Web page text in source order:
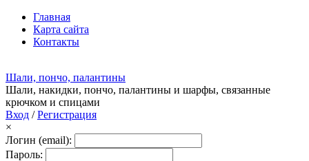
Главная
Карта сайта
Контакты
Шали, пончо, палантины
Шали, накидки, пончо, палантины и шарфы, связанные
крючком и спицами
Вход /Регистрация
×
Логин (email):
Пароль: